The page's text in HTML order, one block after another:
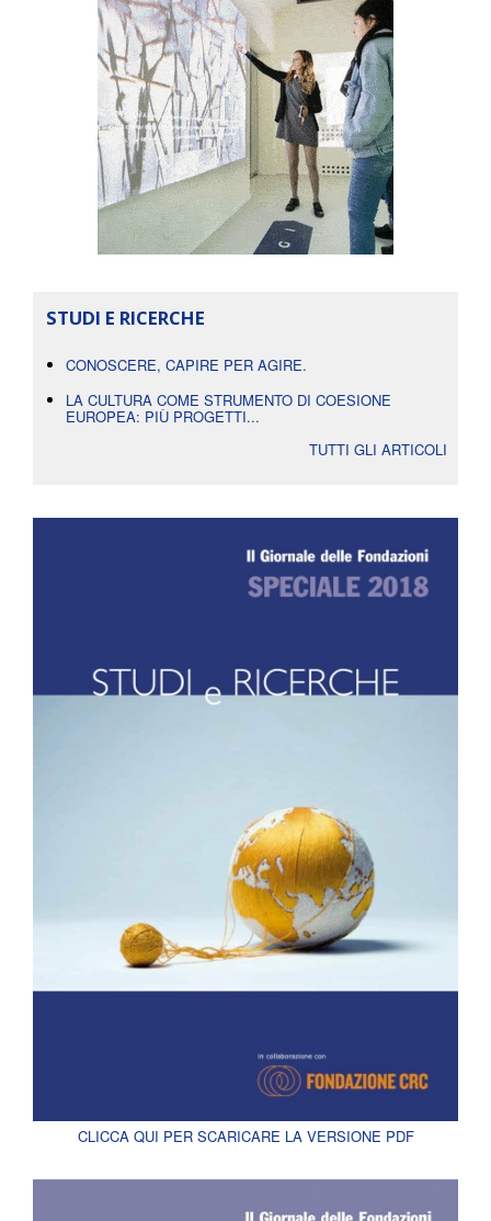
STUDI E RICERCHE
CONOSCERE, CAPIRE PER AGIRE.
LA CULTURA COME STRUMENTO DI COESIONE
EUROPEA: PIÙ PROGETTI...
TUTTI GLI ARTICOLI
CLICCA QUI PER SCARICARE LA VERSIONE PDF